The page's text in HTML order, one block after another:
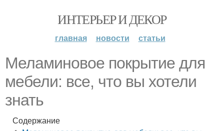
ИНТЕРЬЕР И ДЕКОР
главная новости статьи
Меламиновое покрытие для
мебели: все, что вы хотели
знать
Содержание